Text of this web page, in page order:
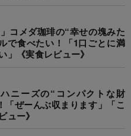
コメダ珈琲の“幸せの塊みた
で食べたい！「1口ごとに満
」《実食レビュー》
ニーズの“コンパクトな財
ぜーんぶ収まります」「こ
ュー》